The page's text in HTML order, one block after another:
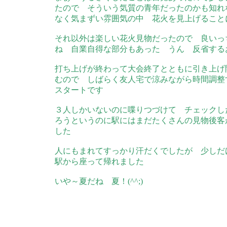
たので そういう気質の青年だったのかも知
なく気まずい雰囲気の中 花火を見上げること
それ以外は楽しい花火見物だったので 良い
ね 自業自得な部分もあった うん 反省する
打ち上げが終わって大会終了とともに引き上
むので しばらく友人宅で涼みながら時間調
スタートです
３人しかいないのに喋りつづけて チェック
ろうというのに駅にはまだたくさんの見物後
した
人にもまれてすっかり汗だくでしたが 少し
駅から座って帰れました
いや～夏だね 夏！(^^;)